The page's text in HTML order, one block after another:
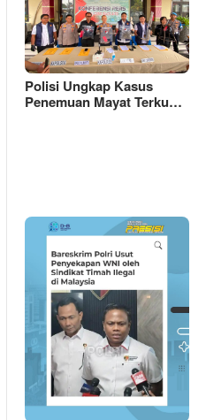
Polisi Ungkap Kasus
Penemuan Mayat Terku…